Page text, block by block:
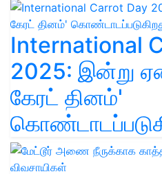
International
2025: இன்று
கேரட் தினம்'